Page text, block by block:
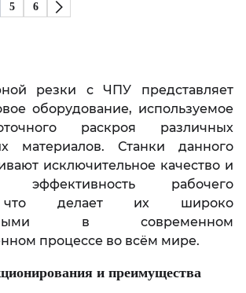
5 6
резки с ЧПУ представляет
оборудование, используемое
раскроя различных
материалов. Станки данного
исключительное качество и
эффективность рабочего
что делает их широко
в современном
процессе во всём мире.
и преимущества